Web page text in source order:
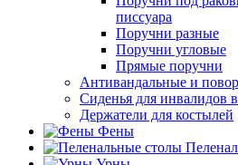
писсуара
Поручни разные
Поручни угловые
Прямые поручни
Антивандальные и
Сиденья для инвалидов
Держатели для костылей
Фены